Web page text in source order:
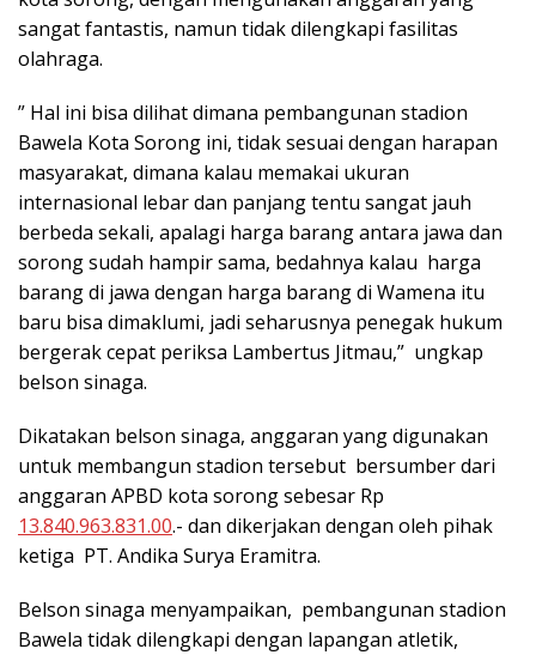
sangat fantastis, namun tidak dilengkapi fasilitas
olahraga.
” Hal ini bisa dilihat dimana pembangunan stadion
Bawela Kota Sorong ini, tidak sesuai dengan harapan
masyarakat, dimana kalau memakai ukuran
internasional lebar dan panjang tentu sangat jauh
berbeda sekali, apalagi harga barang antara jawa dan
sorong sudah hampir sama, bedahnya kalau harga
barang di jawa dengan harga barang di Wamena itu
baru bisa dimaklumi, jadi seharusnya penegak hukum
bergerak cepat periksa Lambertus Jitmau,” ungkap
belson sinaga.
Dikatakan belson sinaga, anggaran yang digunakan
untuk membangun stadion tersebut bersumber dari
anggaran APBD kota sorong sebesar Rp
13.840.963.831.00.- dan dikerjakan dengan oleh pihak
ketiga PT. Andika Surya Eramitra.
Belson sinaga menyampaikan, pembangunan stadion
Bawela tidak dilengkapi dengan lapangan atletik,